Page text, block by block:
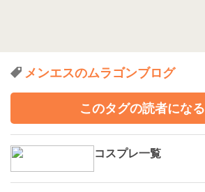
メンエスのムラゴンブログ
このタグの読者になる
コスプレ一覧